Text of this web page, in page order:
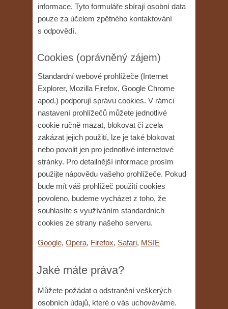
informace. Tyto formuláře sbírají osobní data
pouze za účelem zpětného kontaktování
s odpovědí.
Cookies (oprávněný zájem)
Standardní webové prohlížeče (Internet
Explorer, Mozilla Firefox, Google Chrome
apod.) podporují správu cookies. V rámci
nastavení prohlížečů můžete jednotlivé
cookie ručně mazat, blokovat či zcela
zakázat jejich použití, lze je také blokovat
nebo povolit jen pro jednotlivé internetové
stránky. Pro detailnější informace prosím
použijte nápovědu vašeho prohlížeče. Pokud
bude mít váš prohlížeč použití cookies
povoleno, budeme vycházet z toho, že
souhlasíte s využíváním standardních
cookies ze strany našeho serveru.
Google, Opera, Firefox, Safari, MSIE
Jaké máte práva?
Můžete požádat o odstranění veškerých
osobních údajů, které o vás uchováváme.